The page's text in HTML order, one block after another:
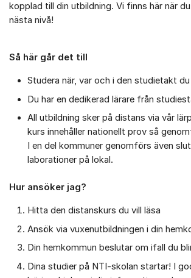
kopplad till din utbildning. Vi finns här när du
nästa nivå!
Så här går det till
Studera när, var och i den studietakt du
Du har en dedikerad lärare från
All utbildning sker på distans via vår
kurs innehåller nationellt prov så
I en del kommuner genomförs även
laborationer på lokal.
Hur ansöker jag?
Hitta den distanskurs du vill läsa
Ansök via vuxenutbildningen i din
Din hemkommun beslutar om ifall du
Dina studier på NTI-skolan startar! I